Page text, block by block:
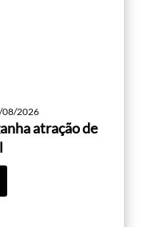
08/2026
atração de